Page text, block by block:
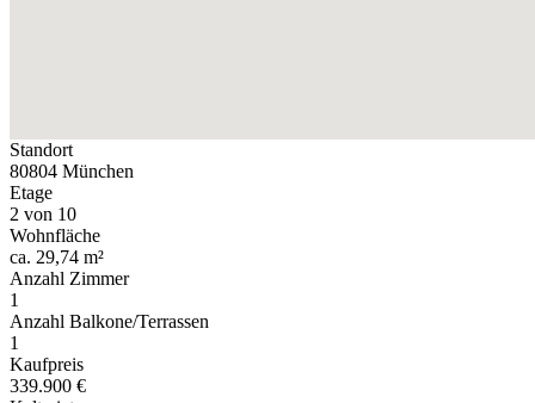
Standort
80804 München
Etage
2 von 10
Wohnfläche
ca. 29,74 m²
Anzahl Zimmer
1
Anzahl Balkone/Terrassen
1
Kaufpreis
339.900 €